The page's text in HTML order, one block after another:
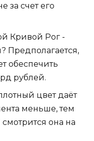
за счет его
Кривой Рог -
Предполагается,
обеспечить
рублей.
цвет даёт
меньше, тем
она на